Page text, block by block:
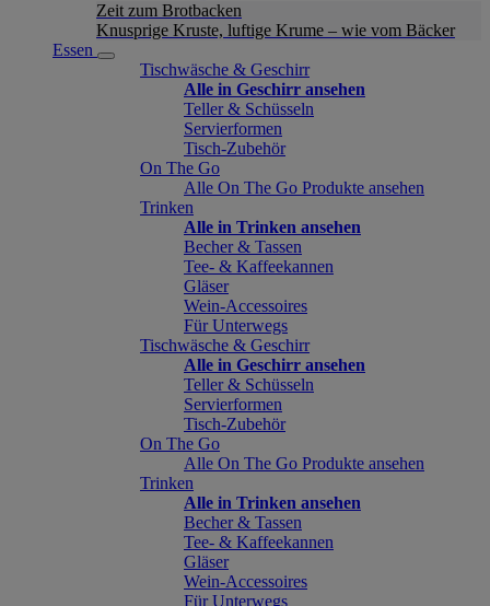
Zeit zum Brotbacken
Knusprige Kruste, luftige Krume – wie vom Bäcker
Essen
Tischwäsche & Geschirr
Alle in Geschirr ansehen
Teller & Schüsseln
Servierformen
Tisch-Zubehör
On The Go
Alle On The Go Produkte ansehen
Trinken
Alle in Trinken ansehen
Becher & Tassen
Tee- & Kaffeekannen
Gläser
Wein-Accessoires
Für Unterwegs
Tischwäsche & Geschirr
Alle in Geschirr ansehen
Teller & Schüsseln
Servierformen
Tisch-Zubehör
On The Go
Alle On The Go Produkte ansehen
Trinken
Alle in Trinken ansehen
Becher & Tassen
Tee- & Kaffeekannen
Gläser
Wein-Accessoires
Für Unterwegs